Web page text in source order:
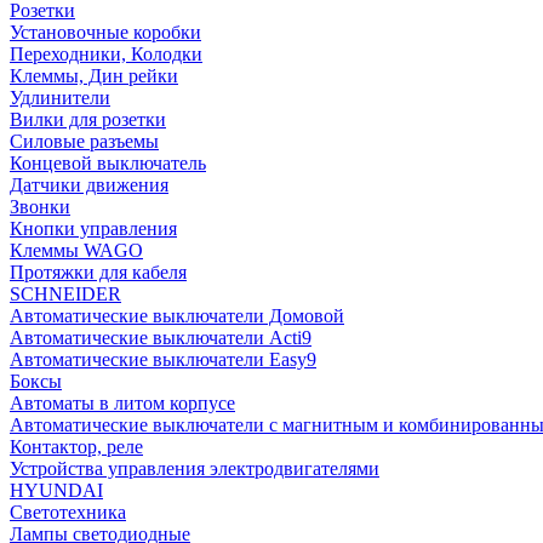
Розетки
Установочные коробки
Переходники, Колодки
Клеммы, Дин рейки
Удлинители
Вилки для розетки
Силовые разъемы
Концевой выключатель
Датчики движения
Звонки
Кнопки управления
Клеммы WAGO
Протяжки для кабеля
SCHNEIDER
Автоматические выключатели Домовой
Автоматические выключатели Acti9
Автоматические выключатели Easy9
Боксы
Автоматы в литом корпусе
Автоматические выключатели с магнитным и
Контактор, реле
Устройства управления электродвигателями
HYUNDAI
Светотехника
Лампы светодиодные